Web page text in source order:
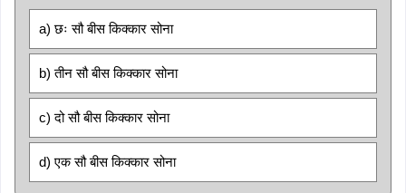
a) छः सौ बीस किक्कार सोना
b) तीन सौ बीस किक्कार सोना
c) दो सौ बीस किक्कार सोना
d) एक सौ बीस किक्कार सोना